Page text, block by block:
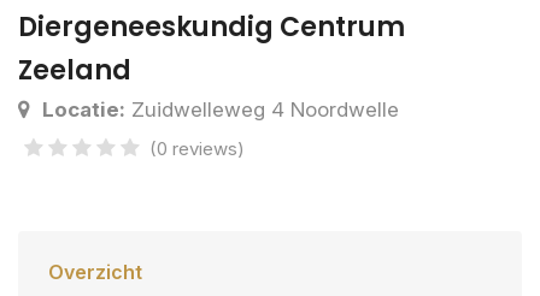
Diergeneeskundig Centrum
Zeeland
Locatie: Zuidwelleweg 4 Noordwelle
(0 reviews)
Overzicht